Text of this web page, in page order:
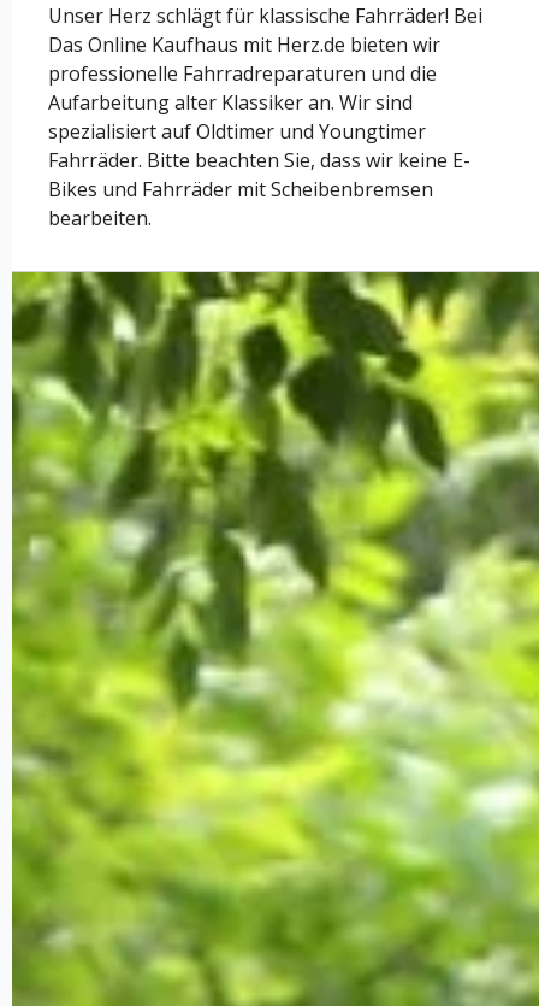
Unser Herz schlägt für klassische Fahrräder! Bei
Das Online Kaufhaus mit Herz.de bieten wir
professionelle Fahrradreparaturen und die
Aufarbeitung alter Klassiker an. Wir sind
spezialisiert auf Oldtimer und Youngtimer
Fahrräder. Bitte beachten Sie, dass wir keine E-
Bikes und Fahrräder mit Scheibenbremsen
bearbeiten.